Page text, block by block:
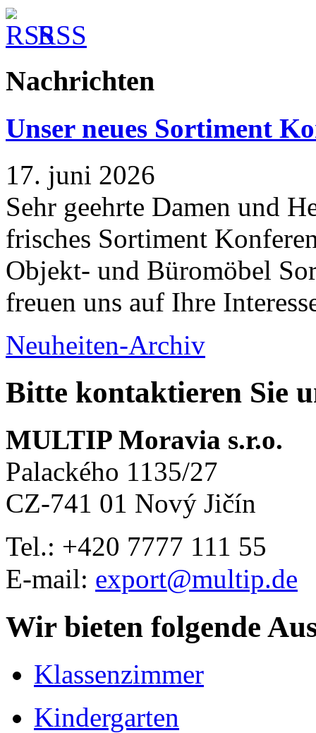
RSS
Nachrichten
Unser neues Sortiment
17. juni 2026
Sehr geehrte Damen und
frisches Sortiment
Objekt- und Büromöbel
freuen uns auf Ihre
Neuheiten-Archiv
Bitte kontaktieren Sie
MULTIP Moravia s.r.o.
Palackého 1135/27
CZ-741 01 Nový Jičín
Tel.: +420 7777 111 55
E-mail: export@multip.de
Wir bieten folgende
Klassenzimmer
Kindergarten